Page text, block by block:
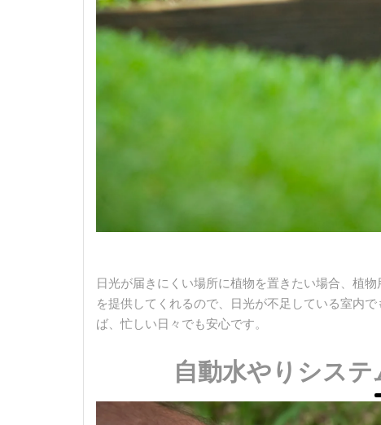
日光が届きにくい場所に植物を置きたい場合、植
を提供してくれるので、日光が不足している室内
ば、忙しい日々でも安心です。
自動水やりシス